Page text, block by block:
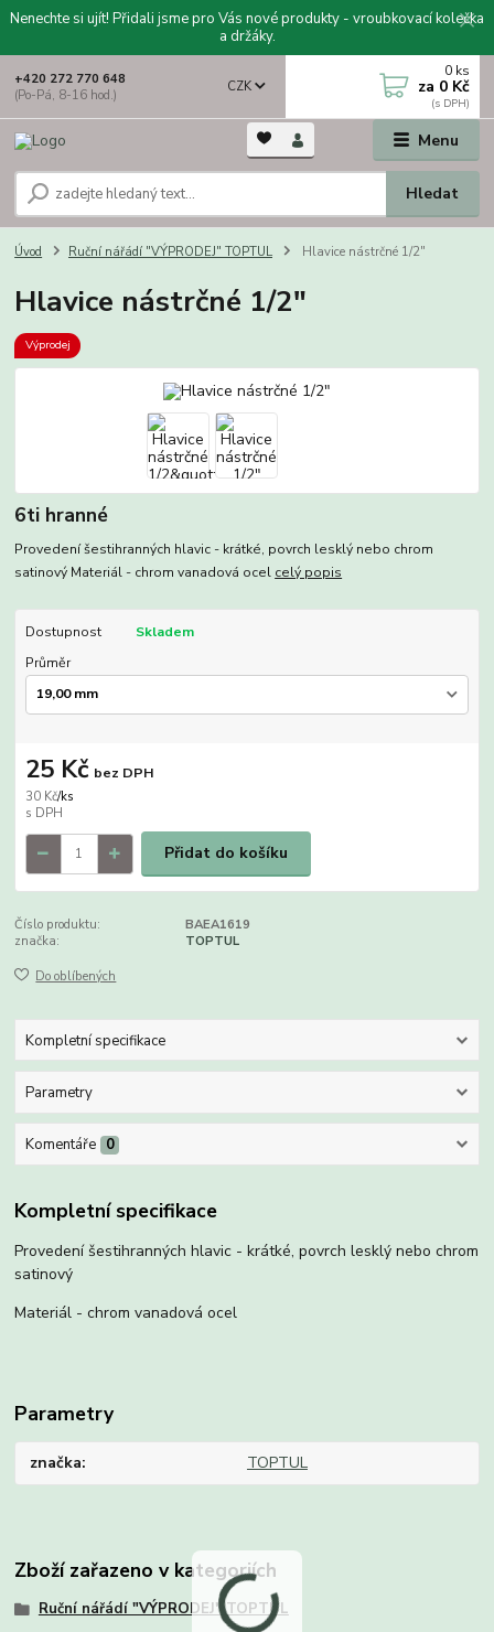
Nenechte si ujít! Přidali jsme pro Vás nové produkty - vroubkovací kolečka
a držáky.
Menu
CZK
Hledat
+420 272 770 648
(Po-Pá, 8-16 hod.)
0 ks
za 0 Kč
Úvod Ruční nářádí "VÝPRODEJ" TOPTUL Hlavice nástrčné 1/2"
Hlavice nástrčné 1/2"
Výprodej
6ti hranné
Provedení šestihranných hlavic - krátké, povrch lesklý nebo chrom
satinový Materiál - chrom vanadová ocel celý popis
Dostupnost
Skladem
Průměr
30 Kč/ks
25 Kč bez DPH
Přidat do košíku
Číslo produktu:
BAEA1619
značka:
TOPTUL
Do oblíbených
Kompletní specifikace
Parametry
Komentáře 0
Kompletní specifikace
Provedení šestihranných hlavic - krátké, povrch lesklý nebo chrom
satinový
Materiál - chrom vanadová ocel
Parametry
značka TOPTUL
Zboží zařazeno v kategoriích
Ruční nářádí "VÝPRODEJ" TOPTUL